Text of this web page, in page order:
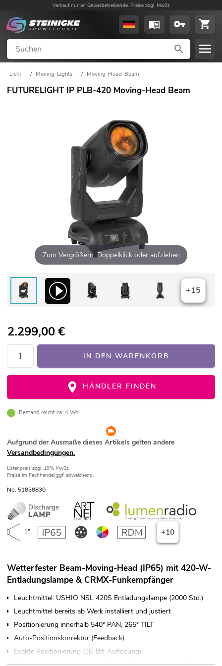
Verkauf nur an Gewerbetreibende. Preise zzgl. MwSt.
Licht / Moving-Lights / Moving-Head-Beam
FUTURELIGHT IP PLB-420 Moving-Head Beam
Zum Vergrößern: Doppelklick oder aufziehen
+15
2.299,00€
IN DEN WARENKORB
HÄNDLER FINDEN
Bestand reicht ca. 4 Wo.
Aufgrund der Ausmaße dieses Artikels gelten andere
Versandbedingungen.
Listenpreis zzgl. 19% MwSt.
Preise im Fachhandel ggf. abweichend.
No. 51838830
1° +10
Wetterfester Beam-Moving-Head (IP65) mit 420-W-
Entladungslampe & CRMX-Funkempfänger
Leuchtmittel: USHIO NSL 420S Entladungslampe (2000 Std.)
Leuchtmittel bereits ab Werk installiert und justiert
Positionierung innerhalb 540° PAN, 265° TILT
Auto-Positionskorrektur (Feedback)
Exakte Positionierung (16-Bit-Auflösung)